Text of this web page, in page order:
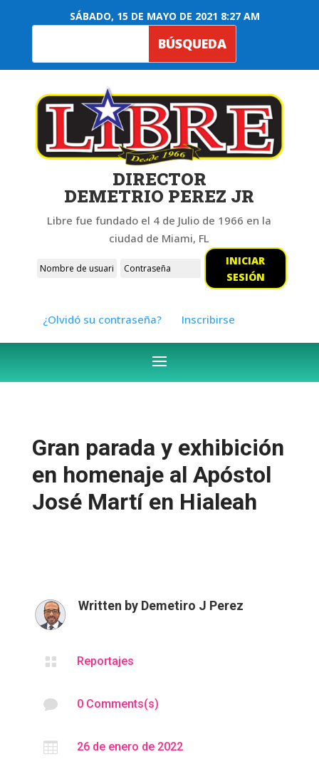
SÁBADO, 15 DE MAYO DE 2021 8:27 AM
DIRECTOR
DEMETRIO PEREZ JR
Libre fue fundado el 4 de Julio de 1966 en la
ciudad de Miami, FL
INICIAR
SESIÓN
¿Olvidó su contraseña? Inscribirse
Gran parada y exhibición
en homenaje al Apóstol
José Martí en Hialeah
Written by Demetiro J Perez
 Reportajes
 0 Comments(s)
 26 de enero de 2022